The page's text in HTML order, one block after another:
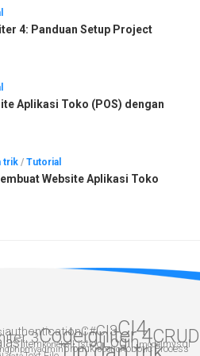
4: Panduan Setup Project
Aplikasi Toko (POS) dengan
trik / Tutorial
Website Aplikasi Toko
authenticationC#CI3CI4
3Codeigniter 4CRUD
itemkoneksiListlogLoginmodelmysql
phpmyadminprodukroboticRobotic Process